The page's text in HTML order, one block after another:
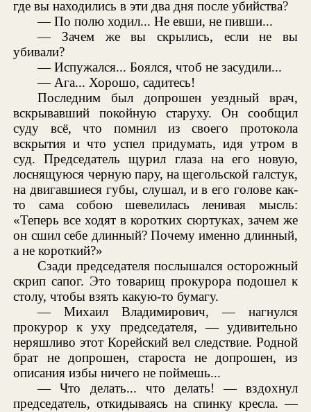
где вы находились в эти два дня после убийства?
— По полю ходил... Не евши, не пивши...
— Зачем же вы скрылись, если не вы
убивали?
— Испужался... Боялся, чтоб не засудили...
— Ага... Хорошо, садитесь!
Последним был допрошен уездный врач,
вскрывавший покойную старуху. Он сообщил
суду всё, что помнил из своего протокола
вскрытия и что успел придумать, идя утром в
суд. Председатель щурил глаза на его новую,
лоснящуюся черную пару, на щегольской галстук,
на двигавшиеся губы, слушал, и в его голове как-
то сама собою шевелилась ленивая мысль:
«Теперь все ходят в коротких сюртуках, зачем же
он сшил себе длинный? Почему именно длинный,
а не короткий?»
Сзади председателя послышался осторожный
скрип сапог. Это товарищ прокурора подошел к
столу, чтобы взять какую-то бумагу.
— Михаил Владимирович, — нагнулся
прокурор к уху председателя, — удивительно
неряшливо этот Корейский вел следствие. Родной
брат не допрошен, староста не допрошен, из
описания избы ничего не поймешь...
— Что делать... что делать! — вздохнул
председатель, откидываясь на спинку кресла. —